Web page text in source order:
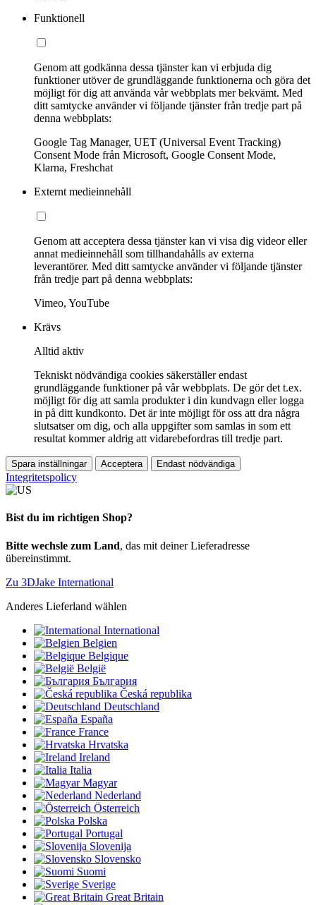
Funktionell
Genom att godkänna dessa tjänster kan vi erbjuda dig
funktioner utöver de grundläggande funktionerna och göra det
möjligt för dig att använda vår webbplats mer bekvämt. Med
ditt samtycke använder vi följande tjänster från tredje part på
denna webbplats:
Google Tag Manager, UET (Universal Event Tracking)
Consent Mode från Microsoft, Google Consent Mode,
Klarna, Freshchat
Externt medieinnehåll
Genom att acceptera dessa tjänster kan vi visa dig videor eller
annat medieinnehåll som tillhandahålls av externa
leverantörer. Med ditt samtycke använder vi följande tjänster
från tredje part på denna webbplats:
Vimeo, YouTube
Krävs
Alltid aktiv
Tekniskt nödvändiga cookies säkerställer endast
grundläggande funktioner på vår webbplats. De gör det t.ex.
möjligt för dig att samla produkter i din kundvagn eller logga
in på ditt kundkonto. Det är inte möjligt för oss att dra några
slutsatser om dig, och alla uppgifter som samlas in som ett
resultat kommer aldrig att vidarebefordras till tredje part.
Spara inställningar Acceptera Endast nödvändiga
Integritetspolicy
Bist du im richtigen Shop?
Bitte wechsle zum Land, das mit deiner Lieferadresse
übereinstimmt.
Zu 3DJake International
Anderes Lieferland wählen
International
Belgien
Belgique
België
България
Česká republika
Deutschland
España
France
Hrvatska
Ireland
Italia
Magyar
Nederland
Österreich
Polska
Portugal
Slovenija
Slovensko
Suomi
Sverige
Great Britain